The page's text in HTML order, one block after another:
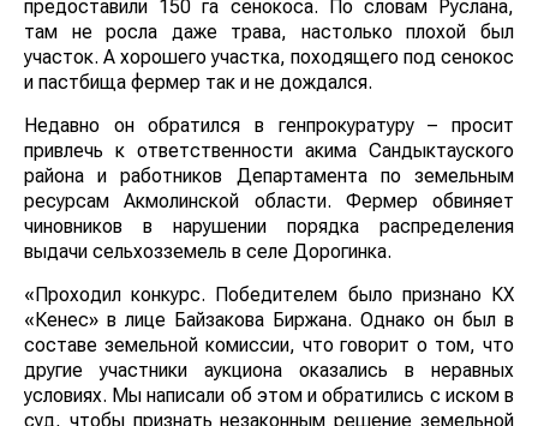
предоставили 150 га сенокоса. По словам Руслана,
там не росла даже трава, настолько плохой был
участок. А хорошего участка, походящего под сенокос
и пастбища фермер так и не дождался.
Недавно он обратился в генпрокуратуру – просит
привлечь к ответственности акима Сандыктауского
района и работников Департамента по земельным
ресурсам Акмолинской области. Фермер обвиняет
чиновников в нарушении порядка распределения
выдачи сельхозземель в селе Дорогинка.
«Проходил конкурс. Победителем было признано КХ
«Кенес» в лице Байзакова Биржана. Однако он был в
составе земельной комиссии, что говорит о том, что
другие участники аукциона оказались в неравных
условиях. Мы написали об этом и обратились с иском в
суд, чтобы признать незаконным решение земельной